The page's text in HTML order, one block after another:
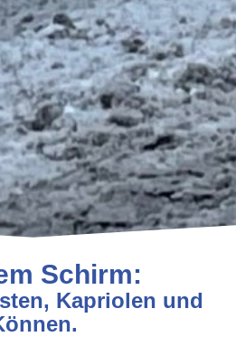
Schirm:
Kapriolen und